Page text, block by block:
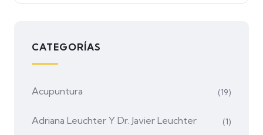
CATEGORÍAS
Acupuntura (19)
Adriana Leuchter Y Dr. Javier Leuchter (1)